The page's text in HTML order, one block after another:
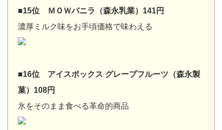
■15位 ＭＯＷバニラ（森永乳業）141円
濃厚ミルク味をお手頃価格で味わえる
■16位 アイスボックス グレープフルーツ（森永製
菓）108円
氷をそのまま食べる革命的商品